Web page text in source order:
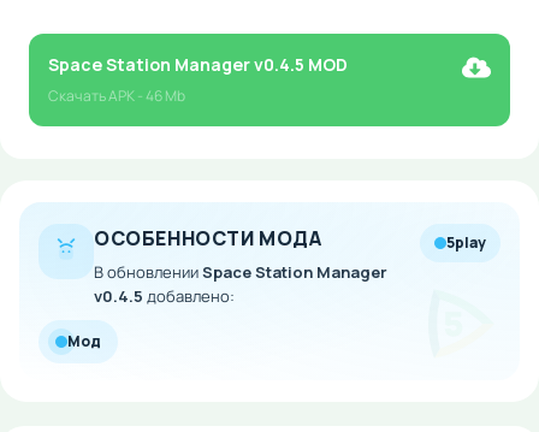
Space Station Manager v0.4.5 MOD
СкачатьAPK- 46 Mb
ОСОБЕННОСТИ МОДА
В обновленииSpace Station Manager
v0.4.5 добавлено:
5play
Мод